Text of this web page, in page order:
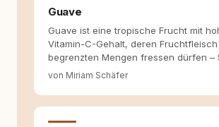
Inhalte, schreibe Artikel,
redaktionell, veröffentliche
die Social-Media-Kanäle. Mein
sich dabei immer auf das grosse
Welche Themen sind relevant?
Fragen stehen dahinter? Und
Inhalte so aufbereiten, dass sie
fundiert und für unsere Leser
hilfreich sind? Ich glaube, dass
Guave
Guave ist eine tropische Frucht mit
Vitamin-C-Gehalt, deren Fruchtfleisch
begrenzten Mengen fressen dürfen –
von Miriam Schäfer